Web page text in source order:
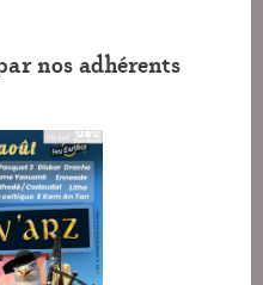
nos adhérents